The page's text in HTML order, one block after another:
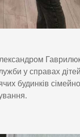
у справах
будинків